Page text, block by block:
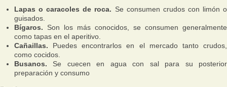
Lapas o caracoles de roca. Se consumen crudos con limón o
guisados.
Bígaros. Son los más conocidos, se consumen generalmente
como tapas en el aperitivo.
Cañaillas. Puedes encontrarlos en el mercado tanto crudos,
como cocidos.
Busanos. Se cuecen en agua con sal para su posterior
preparación y consumo